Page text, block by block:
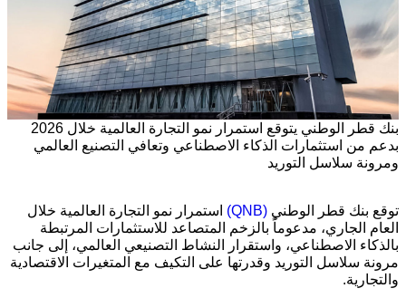
بنك قطر الوطني يتوقع استمرار نمو التجارة العالمية خلال 2026
بدعم من استثمارات الذكاء الاصطناعي وتعافي التصنيع العالمي
ومرونة سلاسل التوريد
توقع بنك قطر الوطني (QNB)
استمرار نمو التجارة العالمية خلال
العام الجاري، مدعوماً بالزخم المتصاعد للاستثمارات المرتبطة
بالذكاء الاصطناعي، واستقرار النشاط التصنيعي العالمي، إلى جانب
مرونة سلاسل التوريد وقدرتها على التكيف مع المتغيرات الاقتصادية
والتجارية.